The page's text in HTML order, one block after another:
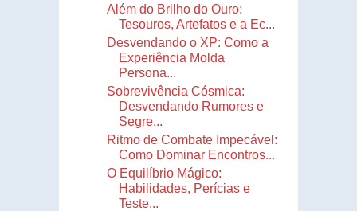
Além do Brilho do Ouro:
Tesouros, Artefatos e a Ec...
Desvendando o XP: Como a
Experiência Molda
Persona...
Sobrevivência Cósmica:
Desvendando Rumores e
Segre...
Ritmo de Combate Impecável:
Como Dominar Encontros...
O Equilíbrio Mágico:
Habilidades, Perícias e
Teste...